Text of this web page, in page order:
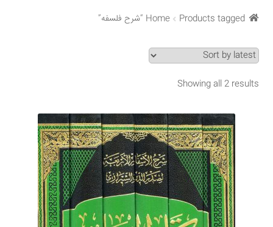
My account
Search Results
Shop
برگه نمونه
برگه نمونه
پرداخت
Home Products tagged “شرح فلسفه”
Showing all 2 results